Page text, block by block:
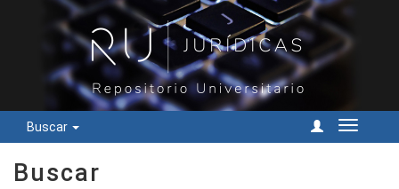
Buscar
Cambiar
Buscar